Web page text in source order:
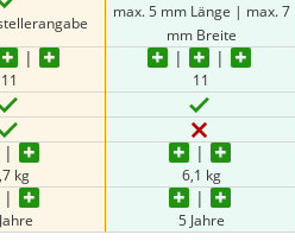
max. 5 mm Länge | max. 7
mm Breite
11 11
kg 6,1 kg
5 Jahre